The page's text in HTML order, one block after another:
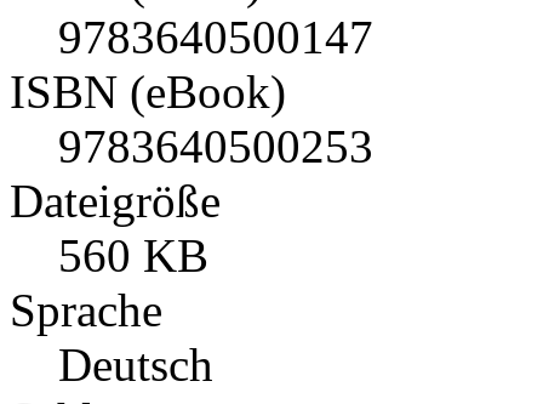
9783640500147
ISBN (eBook)
9783640500253
Dateigröße
560 KB
Sprache
Deutsch